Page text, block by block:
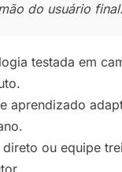
do usuário
testada em
aprendizado
ou equipe